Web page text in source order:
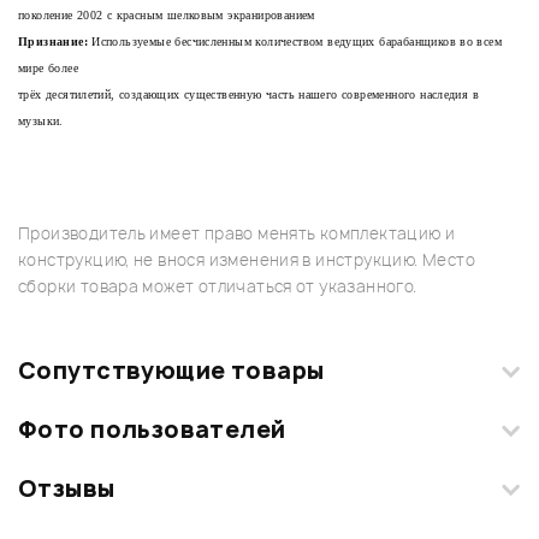
поколение 2002 с красным шелковым экранированием
Признание:Используемые бесчисленным количеством ведущих барабанщиков во всем
мире более
трёх десятилетий, создающих существенную часть нашего современного наследия в
музыки.
Производитель имеет право менять комплектацию и
конструкцию, не внося изменения в инструкцию. Место
сборки товара может отличаться от указанного.
Сопутствующие товары
Фото пользователей
Загрузите свои фотографии купленного товара и получите
Отзывы